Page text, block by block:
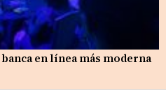
en línea más moderna